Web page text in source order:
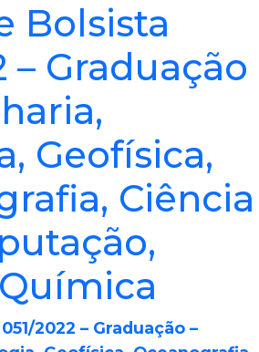
Bolsista
– Graduação
Geofísica,
Ciência
2022 – Graduação –